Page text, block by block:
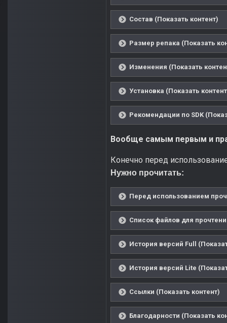
Состав (Показать контент)
Размер репака (Показать
Изменения (Показать
Установка (Показать
Рекомендации по SDK
Вообще самым первым и
Конечно перед
Нужно прочитать:
Перед использованием
Список файлов для
История версий Full
История версий Lite
Ссылки (Показать контент)
Благодарности (Показать